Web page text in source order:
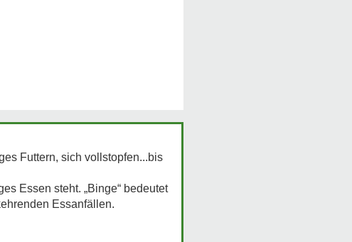
Futtern, sich vollstopfen...bis
Essen steht. „Binge“ bedeutet
Essanfällen.